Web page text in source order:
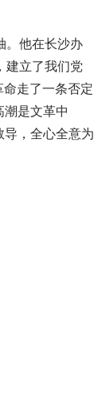
。他在长沙办
建立了我们党
命走了一条否定
潮是文革中
导，全心全意为